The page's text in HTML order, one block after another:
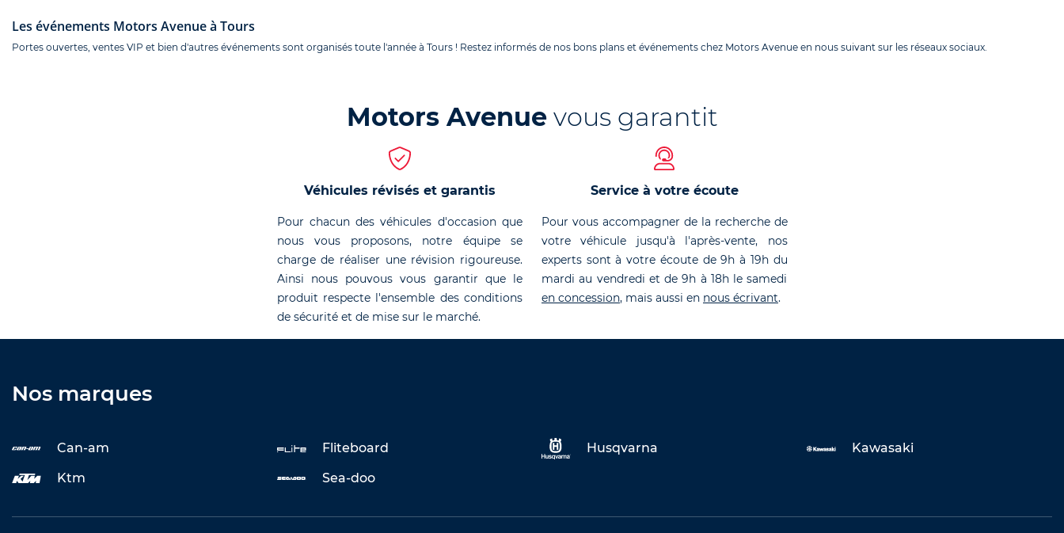
Les événements Motors Avenue à Tours
Portes ouvertes, ventes VIP et bien d'autres événements sont organisés toute l'année à Tours ! Restez informés de nos bons plans et événements chez Motors Avenue en nous suivant sur les réseaux sociaux.
Motors Avenuevous garantit
Véhicules révisés et garantis
Pour chacun des véhicules d'occasion que
nous vous proposons, notre équipe se
charge de réaliser une révision rigoureuse.
Ainsi nous pouvous vous garantir que le
produit respecte l'ensemble des conditions
de sécurité et de mise sur le marché.
Service à votre écoute
Pour vous accompagner de la recherche de
votre véhicule jusqu'à l'après-vente, nos
experts sont à votre écoute de 9h à 19h du
mardi au vendredi et de 9h à 18h le samedi
en concession, mais aussi en nous écrivant.
Nos marques
Can-am Fliteboard Husqvarna
Kawasaki
Ktm
Sea-doo